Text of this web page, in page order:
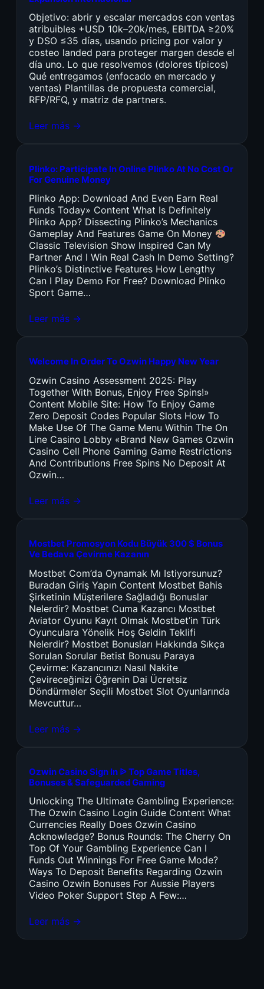
Objetivo: abrir y escalar mercados con ventas
atribuibles +USD 10k–20k/mes, EBITDA ≥20%
y DSO ≤35 días, usando pricing por valor y
costeo landed para proteger margen desde el
día uno. Lo que resolvemos (dolores típicos)
Qué entregamos (enfocado en mercado y
ventas) Plantillas de propuesta comercial,
RFP/RFQ, y matriz de partners.
Leer más →
Plinko: Participate In Online Plinko At No Cost Or
For Genuine Money
Plinko App: Download And Even Earn Real
Funds Today» Content What Is Definitely
Plinko App? Dissecting Plinko’s Mechanics
Gameplay And Features Game On Money
Classic Television Show Inspired Can My
Partner And I Win Real Cash In Demo Setting?
Plinko’s Distinctive Features How Lengthy
Can I Play Demo For Free? Download Plinko
Sport Game…
Leer más →
Welcome In Order To Ozwin Happy New Year
Ozwin Casino Assessment 2025: Play
Together With Bonus, Enjoy Free Spins!»
Content Mobile Site: How To Enjoy Game
Zero Deposit Codes Popular Slots How To
Make Use Of The Game Menu Within The On
Line Casino Lobby «Brand New Games Ozwin
Casino Cell Phone Gaming Game Restrictions
And Contributions Free Spins No Deposit At
Ozwin…
Leer más →
Mostbet Promosyon Kodu Büyük 300 $ Bonus
Ve Bedava Çevirme Kazanın
Mostbet Com’da Oynamak Mı Istiyorsunuz?
Buradan Giriş Yapın Content Mostbet Bahis
Şirketinin Müşterilere Sağladığı Bonuslar
Nelerdir? Mostbet Cuma Kazancı Mostbet
Aviator Oyunu Kayıt Olmak Mostbet’in Türk
Oyunculara Yönelik Hoş Geldin Teklifi
Nelerdir? Mostbet Bonusları Hakkında Sıkça
Sorulan Sorular Betist Bonusu Paraya
Çevirme: Kazancınızı Nasıl Nakite
Çevireceğinizi Öğrenin Dai Ücretsiz
Döndürmeler Seçili Mostbet Slot Oyunlarında
Mevcuttur…
Leer más →
Ozwin Casino Sign In ᐉ Top Game Titles,
Bonuses & Safeguarded Gaming
Unlocking The Ultimate Gambling Experience:
The Ozwin Casino Login Guide Content What
Currencies Really Does Ozwin Casino
Acknowledge? Bonus Rounds: The Cherry On
Top Of Your Gambling Experience Can I
Funds Out Winnings For Free Game Mode?
Ways To Deposit Benefits Regarding Ozwin
Casino Ozwin Bonuses For Aussie Players
Video Poker Support Step A Few:…
Leer más →